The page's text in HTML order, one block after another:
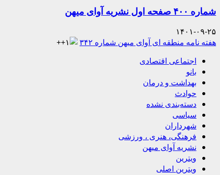
شماره ۴۰۰ صفحه اول نشریه آوای میهن
۱۴۰۱-۰۹-۲۵
هفته نامه منطقه ای آوای میهن شماره ۳۴۲
اجتماعی اقتصادی
بانو
بهداشت و درمان
حوادث
دسته‌بندی نشده
سیاسی
شهرداران
فرهنگی، هنری ، ورزشی
نشریه آوای میهن
ویترین
ویترین اصلی